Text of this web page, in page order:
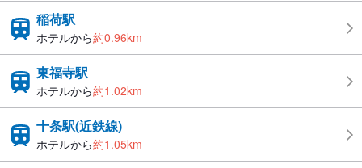
稲荷駅
ホテルから約0.96km
東福寺駅
ホテルから約1.02km
十条駅(近鉄線)
ホテルから約1.05km